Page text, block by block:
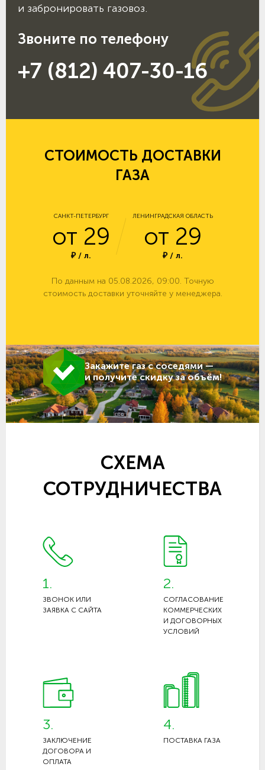
и забронировать газовоз.
Звоните по телефону
+7 (812) 407-30-16
СТОИМОСТЬ ДОСТАВКИ
ГАЗА
САНКТ-ПЕТЕРБУРГ
от 29
₽ / л.
ЛЕНИНГРАДСКАЯ ОБЛАСТЬ
от 29
₽ / л.
По данным на 05.08.2026, 09:00. Точную
стоимость доставки уточняйте у менеджера.
Закажите газ с соседями —
и получите скидку за объём!
СХЕМА
СОТРУДНИЧЕСТВА
1.
ЗВОНОК ИЛИ
ЗАЯВКА С САЙТА
2.
СОГЛАСОВАНИЕ
КОММЕРЧЕСКИХ
И ДОГОВОРНЫХ
УСЛОВИЙ
3.
ЗАКЛЮЧЕНИЕ
ДОГОВОРА И
ОПЛАТА
4.
ПОСТАВКА ГАЗА